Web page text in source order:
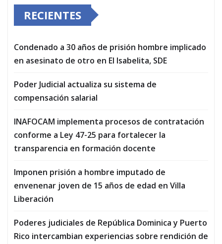
RECIENTES
Condenado a 30 años de prisión hombre implicado
en asesinato de otro en El Isabelita, SDE
Poder Judicial actualiza su sistema de
compensación salarial
INAFOCAM implementa procesos de contratación
conforme a Ley 47-25 para fortalecer la
transparencia en formación docente
Imponen prisión a hombre imputado de
envenenar joven de 15 años de edad en Villa
Liberación
Poderes judiciales de República Dominica y Puerto
Rico intercambian experiencias sobre rendición de